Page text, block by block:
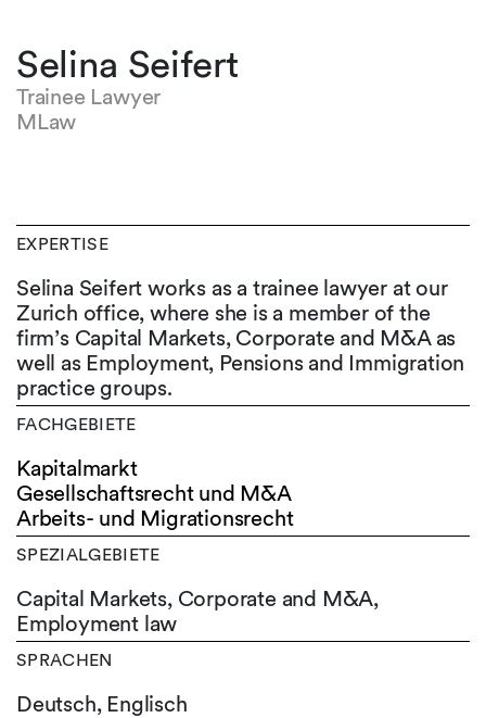
Selina Seifert
Trainee Lawyer
MLaw
EXPERTISE
Selina Seifert works as a trainee lawyer at our
Zurich office, where she is a member of the
firm’s Capital Markets, Corporate and M&A as
well as Employment, Pensions and Immigration
practice groups.
FACHGEBIETE
Kapitalmarkt
Gesellschaftsrecht und M&A
Arbeits- und Migrationsrecht
SPEZIALGEBIETE
Capital Markets, Corporate and M&A,
Employment law
SPRACHEN
Deutsch, Englisch